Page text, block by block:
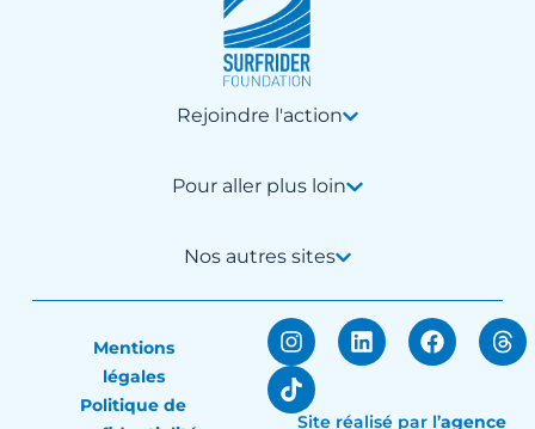
Rejoindre l'action
Pour aller plus loin
Nos autres sites
Mentions
légales
Politique de
Site réalisé par l’agence